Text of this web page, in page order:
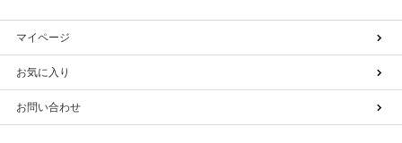
マイページ
お気に入り
お問い合わせ